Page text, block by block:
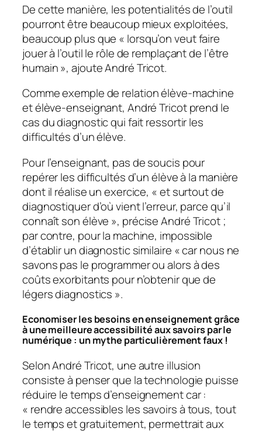
De cette manière, les potentialités de l’outil
pourront être beaucoup mieux exploitées,
beaucoup plus que « lorsqu’on veut faire
jouer à l’outil le rôle de remplaçant de l’être
humain», ajoute André Tricot.
Comme exemple de relation élève-machine
et élève-enseignant, André Tricot prend le
cas du diagnostic qui fait ressortir les
difficultés d’un élève.
Pour l’enseignant, pas de soucis pour
repérer les difficultés d’un élève à la manière
dont il réalise un exercice, «et surtout de
diagnostiquer d’où vient l’erreur, parce qu’il
connaît son élève », précise André Tricot ;
par contre, pour la machine, impossible
d’établir un diagnostic similaire «car nous ne
savons pas le programmer ou alors à des
coûts exorbitants pour n’obtenir que de
légers diagnostics ».
Economiser les besoins en enseignement grâce
à une meilleure accessibilité aux savoirs par le
numérique : un mythe particulièrement faux !
Selon André Tricot, une autre illusion
consiste à penser que la technologie puisse
réduire le temps d’enseignement car :
« rendre accessibles les savoirs à tous, tout
le temps et gratuitement, permettrait aux